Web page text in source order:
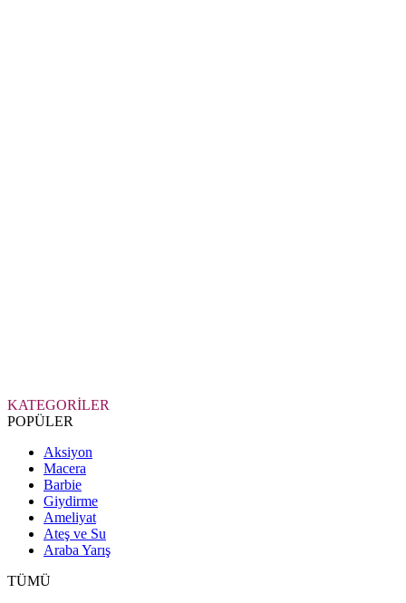
KATEGORİLER
POPÜLER
Aksiyon
Macera
Barbie
Giydirme
Ameliyat
Ateş ve Su
Araba Yarış
TÜMÜ